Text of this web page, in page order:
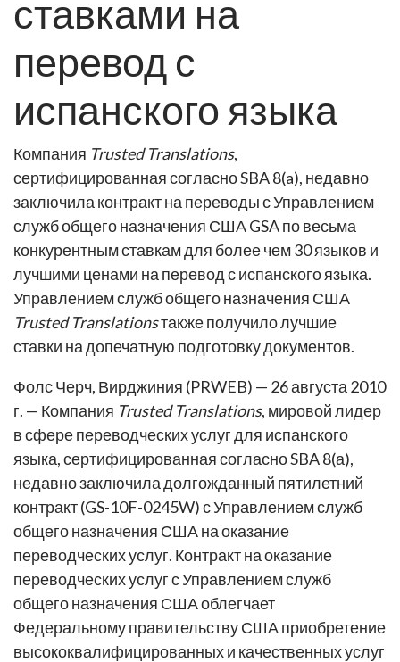
ставками на
перевод с
испанского языка
Компания Trusted Translations,
сертифицированная согласно SBA 8(a), недавно
заключила контракт на переводы с Управлением
служб общего назначения США GSA по весьма
конкурентным ставкам для более чем 30 языков и
лучшими ценами на перевод с испанского языка.
Управлением служб общего назначения США
Trusted Translationsтакже получило лучшие
ставки на допечатную подготовку документов.
Фолс Черч, Вирджиния (PRWEB) — 26 августа 2010
г. — Компания Trusted Translations, мировой лидер
в сфере переводческих услуг для испанского
языка, сертифицированная согласно SBA 8(а),
недавно заключила долгожданный пятилетний
контракт (GS-10F-0245W) с Управлением служб
общего назначения США на оказание
переводческих услуг. Контракт на оказание
переводческих услуг с Управлением служб
общего назначения США облегчает
Федеральному правительству США приобретение
высококвалифицированных и качественных услуг